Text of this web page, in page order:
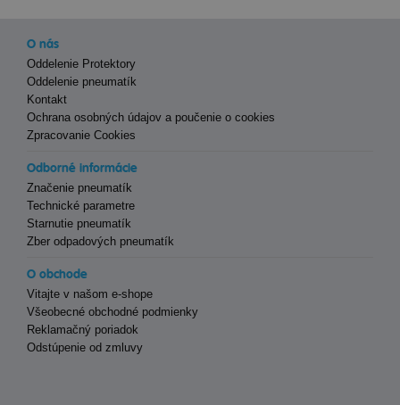
O nás
Oddelenie Protektory
Oddelenie pneumatík
Kontakt
Ochrana osobných údajov a poučenie o cookies
Zpracovanie Cookies
Odborné informácie
Značenie pneumatík
Technické parametre
Starnutie pneumatík
Zber odpadových pneumatík
O obchode
Vitajte v našom e-shope
Všeobecné obchodné podmienky
Reklamačný poriadok
Odstúpenie od zmluvy